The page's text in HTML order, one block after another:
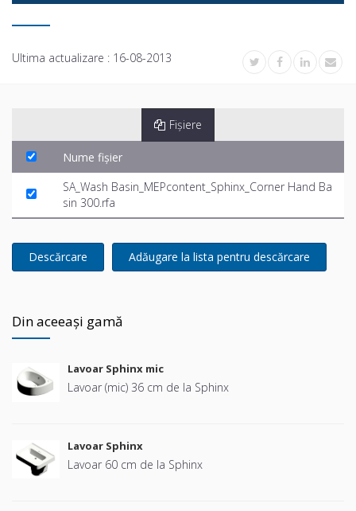
Ultima actualizare : 16-08-2013
Fișiere
Nume fișier
SA_Wash Basin_MEPcontent_Sphinx_Corner Hand Ba
sin 300.rfa
Descărcare Adăugare la lista pentru descărcare
Din aceeași gamă
Lavoar Sphinx mic
Lavoar (mic) 36 cm de la Sphinx
Lavoar Sphinx
Lavoar 60 cm de la Sphinx